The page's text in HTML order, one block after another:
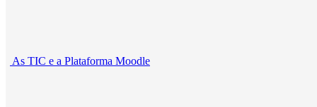
As TIC e a Plataforma Moodle